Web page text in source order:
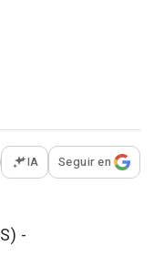
opciones para
IA Seguir en
-